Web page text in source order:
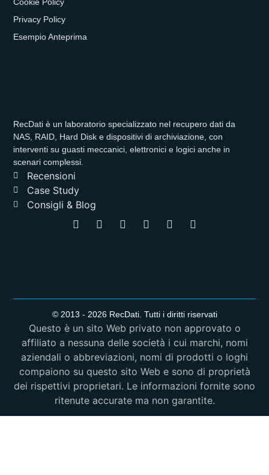
RecDati è un laboratorio specializzato nel recupero dati da
NAS, RAID, Hard Disk e dispositivi di archiviazione, con
interventi su guasti meccanici, elettronici e logici anche in
scenari complessi.
Recensioni
Case Study
Consigli & Blog
Privacy Policy
Esempio Anteprima
© 2013 - 2026 RecDati. Tutti i diritti riservati
Questo è un sito Web privato non approvato o
affiliato a nessuna delle società i cui marchi, nomi
aziendali o abbreviazioni, nomi di prodotti o loghi
compaiono su questo sito Web e sono di proprietà
dei rispettivi proprietari. Le informazioni fornite sono
ritenute accurate ma non garantite.